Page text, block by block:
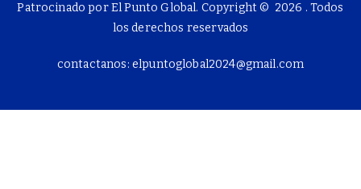
Patrocinado por El Punto Global. Copyright © 2026 . Todos
los derechos reservados
contactanos: elpuntoglobal2024@gmail.com